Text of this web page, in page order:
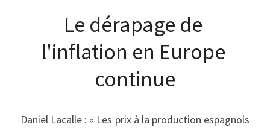
Le dérapage de
l'inflation en Europe
continue
Daniel Lacalle : « Les prix à la production espagnols